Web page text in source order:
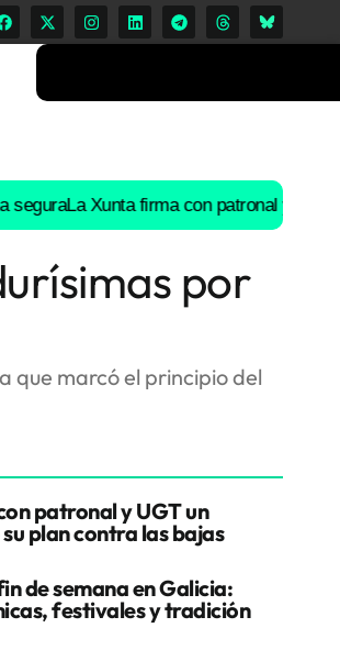
La Xunta firma con patronal y UGT un
por
que marcó el principio del
patronal y UGT un
plan contra las bajas
de semana en Galicia:
festivales y tradición